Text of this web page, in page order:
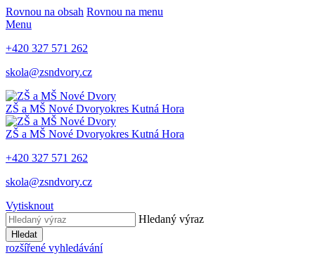
Rovnou na obsah Rovnou na menu
Menu
+420 327 571 262
skola@zsndvory.cz
ZŠ a MŠ Nové Dvoryokres Kutná Hora
ZŠ a MŠ Nové Dvoryokres Kutná Hora
+420 327 571 262
skola@zsndvory.cz
Vytisknout
Hledaný výraz
Hledat
rozšířené vyhledávání